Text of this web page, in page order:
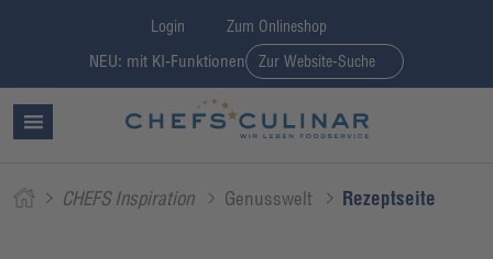
Login Zum Onlineshop
NEU: mit KI-Funktionen Zur Website-Suche
CHEFS Inspiration Genusswelt Rezeptseite